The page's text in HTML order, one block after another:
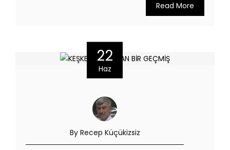
Read More
22
Haz
By Recep Küçükizsiz